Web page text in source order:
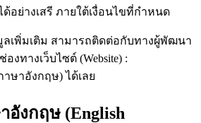
ด้อย่างเสรี ภายใต้เงื่อนไขที่กำหนด
เพิ่มเติม สามารถติดต่อกับทางผู้พัฒนา
งทางเว็บไซต์ (Website) :
ภาษาอังกฤษ) ได้เลย
อังกฤษ (English